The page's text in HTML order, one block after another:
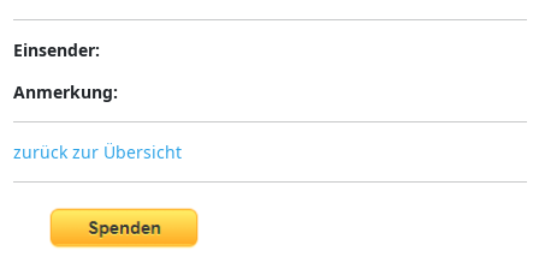
Einsender:
Anmerkung:
zurück zur Übersicht